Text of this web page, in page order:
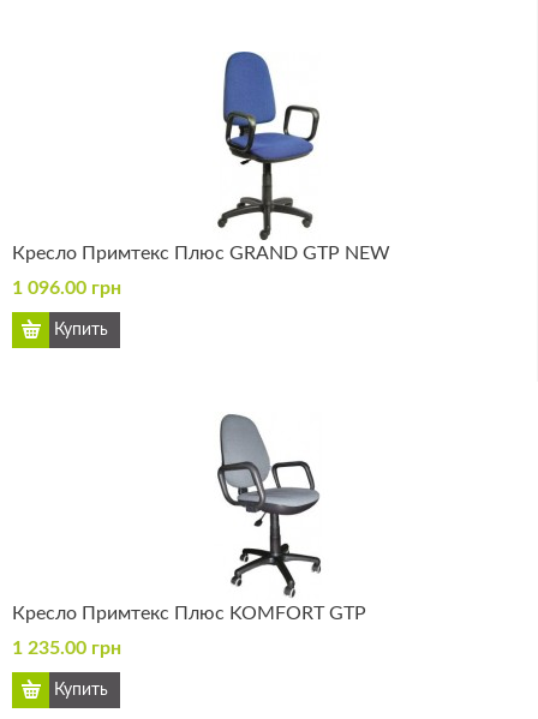
Кресло Примтекс Плюс GRAND GTP NEW
1 096.00 грн
Кресло Примтекс Плюс KOMFORT GTP
1 235.00 грн